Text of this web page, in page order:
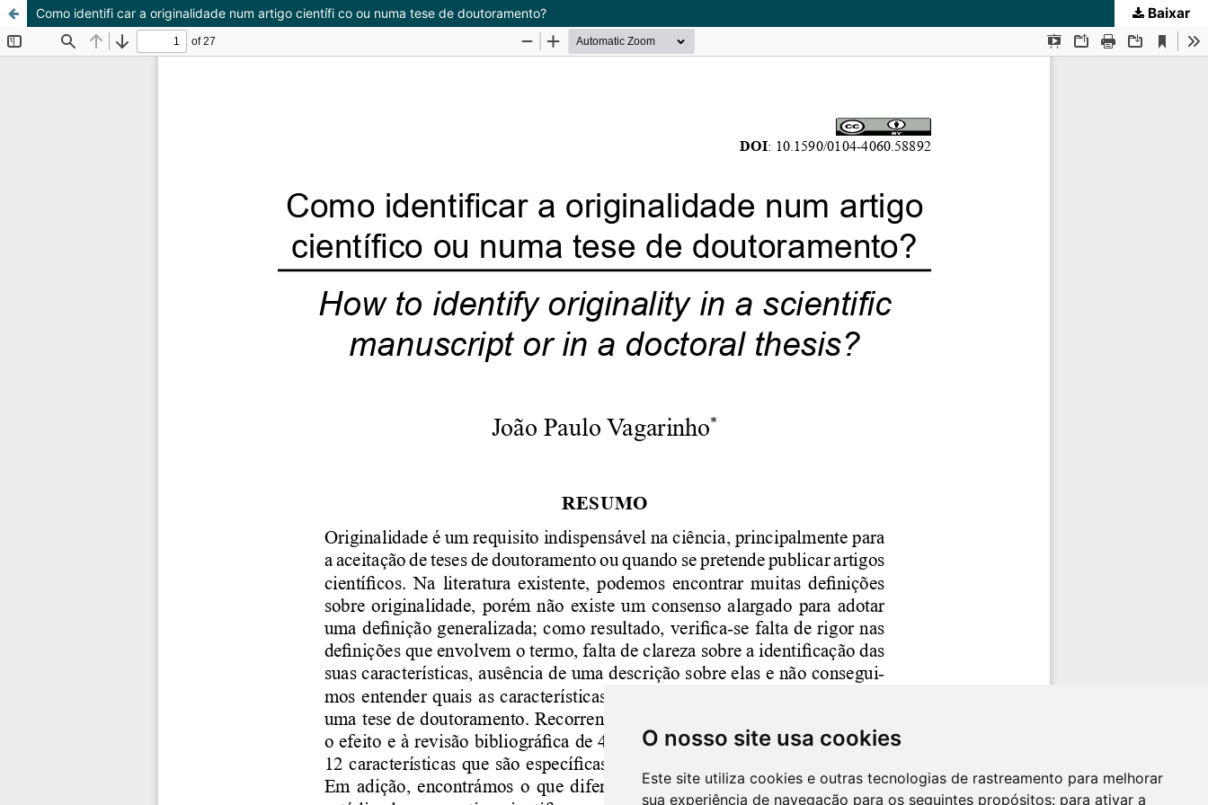
O nosso site usa cookies
Este site utiliza cookies e outras tecnologias de rastreamento para melhorar
sua experiência de navegação para os seguintes propósitos: para ativar a
Como identifi car a originalidade num artigo científi co ou numa tese de doutoramento? Baixar